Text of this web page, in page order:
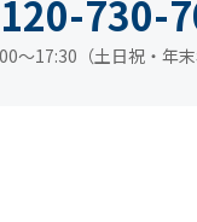
730-
～17:30（土日祝・年末